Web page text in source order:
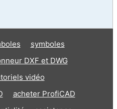
symboles
DXF et DWG
vidéo
acheter ProfiCAD